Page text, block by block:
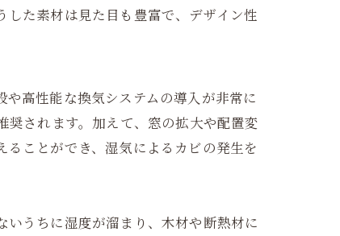
た素材は見た目も豊富で、デザイン性
高性能な換気システムの導入が非常に
されます。加えて、窓の拡大や配置変
ことができ、湿気によるカビの発生を
うちに湿度が溜まり、木材や断熱材に